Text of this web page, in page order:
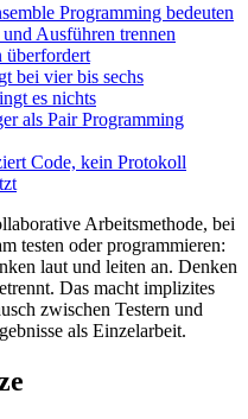
Programming bedeuten
Ausführen trennen
überfordert
bei vier bis sechs
es nichts
als Pair Programming
Code, kein Protokoll
Arbeitsmethode, bei
testen oder programmieren:
laut und leiten an. Denken
Das macht implizites
zwischen Testern und
als Einzelarbeit.